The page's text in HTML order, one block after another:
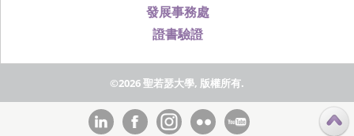
發展事務處
證書驗證
©2026 聖若瑟大學, 版權所有.